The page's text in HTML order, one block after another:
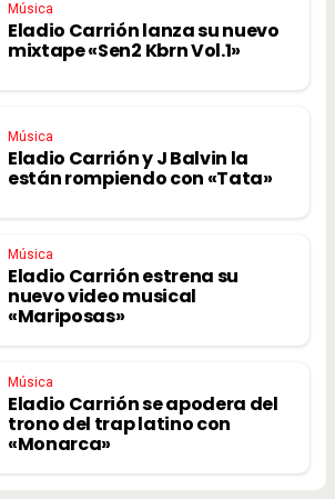
Música
Eladio Carrión lanza su nuevo
mixtape «Sen2 Kbrn Vol.1»
Música
Eladio Carrión y J Balvin la
están rompiendo con «Tata»
Música
Eladio Carrión estrena su
nuevo video musical
«Mariposas»
Música
Eladio Carrión se apodera del
trono del trap latino con
«Monarca»